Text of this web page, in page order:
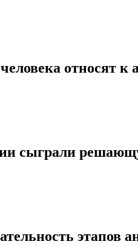
относят к
сыграли
этапов